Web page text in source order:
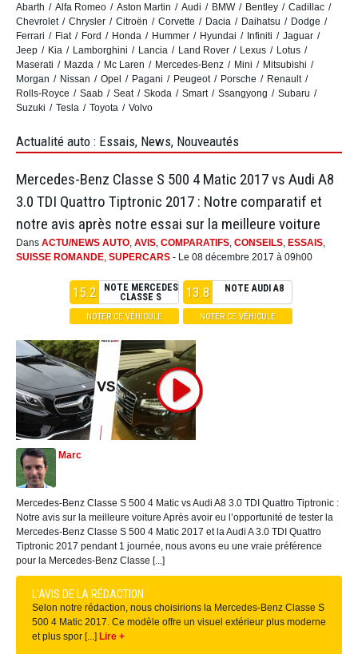
Abarth
Alfa Romeo Aston Martin Audi BMW Bentley
Cadillac
Chevrolet
Chrysler Citroën Corvette Dacia Daihatsu
Dodge
Ferrari
Fiat Ford Honda Hummer Hyundai Infiniti
Jaguar
Jeep
Kia Lamborghini Lancia Land Rover Lexus
Lotus
Maserati
Mazda Mc Laren Mercedes-Benz Mini
Mitsubishi
Morgan
Nissan Opel Pagani Peugeot Porsche
Renault
Rolls-Royce
Saab Seat Skoda Smart Ssangyong
Subaru
Suzuki
Tesla Toyota Volvo
Actualité auto : Essais, News, Nouveautés
Mercedes-Benz Classe S 500 4 Matic 2017 vs Audi A8
3.0 TDI Quattro Tiptronic 2017 : Notre comparatif et
notre avis après notre essai sur la meilleure voiture
Dans ACTU/NEWS AUTO, AVIS, COMPARATIFS, CONSEILS, ESSAIS,
SUISSE ROMANDE, SUPERCARS - Le 08 décembre 2017 à 09h00
15.2
NOTE MERCEDES
CLASSE S
NOTER CE VÉHICULE
13.8 NOTE AUDI A8
NOTER CE VÉHICULE
Marc
Mercedes-Benz Classe S 500 4 Matic vs Audi A8 3.0 TDI Quattro Tiptronic :
Notre avis sur la meilleure voiture Après avoir eu l’opportunité de tester la
Mercedes-Benz Classe S 500 4 Matic 2017 et la Audi A 3.0 TDI Quattro
Tiptronic 2017 pendant 1 journée, nous avons eu une vraie préférence
pour la Mercedes-Benz Classe [...]
L'AVIS DE LA RÉDACTION
Selon notre rédaction, nous choisirions la Mercedes-Benz Classe S
500 4 Matic 2017. Ce modèle offre un visuel extérieur plus moderne
et plus spor [...] Lire +